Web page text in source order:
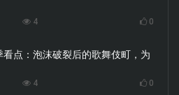
4 0
看点：泡沫破裂后的歌舞伎町，为
4 0